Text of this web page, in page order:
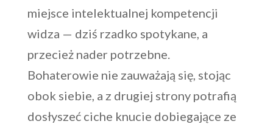
miejsce intelektualnej kompetencji
widza — dziś rzadko spotykane, a
przecież nader potrzebne.
Bohaterowie nie zauważają się, stojąc
obok siebie, a z drugiej strony potrafią
dosłyszeć ciche knucie dobiegające ze